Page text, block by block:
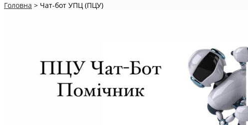
Головна > Чат-бот УПЦ (ПЦУ)